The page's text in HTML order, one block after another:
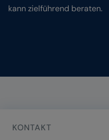
kann zielführend beraten.
KONTAKT